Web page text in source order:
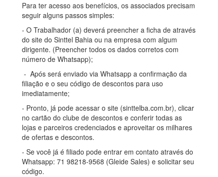
Para ter acesso aos benefícios, os associados precisam
seguir alguns passos simples:
- O Trabalhador (a) deverá preencher a ficha de através
do site do Sinttel Bahia ou na empresa com algum
dirigente. (Preencher todos os dados corretos com
número de Whatsapp);
- Após será enviado via Whatsapp a confirmação da
filiação e o seu código de descontos para uso
imediatamente;
- Pronto, já pode acessar o site (sinttelba.com.br), clicar
no cartão do clube de descontos e conferir todas as
lojas e parceiros credenciados e aproveitar os milhares
de ofertas e descontos.
- Se você já é filiado pode entrar em contato através do
Whatsapp: 71 98218-9568 (Gleide Sales) e solicitar seu
código.